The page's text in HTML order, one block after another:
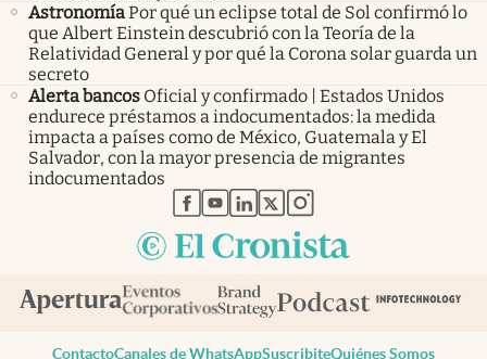
AstronomíaPor qué un eclipse total de Sol confirmó lo
que Albert Einstein descubrió con la Teoría de la
Relatividad General y por qué la Corona solar guarda un
secreto
Alerta bancos Oficial y confirmado | Estados Unidos
endurece préstamos a indocumentados: la medida
impacta a países como de México, Guatemala y El
Salvador, con la mayor presencia de migrantes
indocumentados
abre en nueva pestaña
abre en nueva pestaña
abre en nueva pestaña
abre en nueva pestaña
abre en nueva pestaña
ContactoCanales de WhatsAppSuscribiteQuiénes Somos